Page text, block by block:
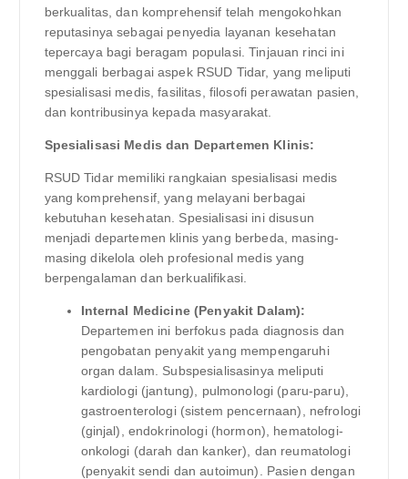
berkualitas, dan komprehensif telah mengokohkan
reputasinya sebagai penyedia layanan kesehatan
tepercaya bagi beragam populasi. Tinjauan rinci ini
menggali berbagai aspek RSUD Tidar, yang meliputi
spesialisasi medis, fasilitas, filosofi perawatan pasien,
dan kontribusinya kepada masyarakat.
Spesialisasi Medis dan Departemen Klinis:
RSUD Tidar memiliki rangkaian spesialisasi medis
yang komprehensif, yang melayani berbagai
kebutuhan kesehatan. Spesialisasi ini disusun
menjadi departemen klinis yang berbeda, masing-
masing dikelola oleh profesional medis yang
berpengalaman dan berkualifikasi.
Internal Medicine (Penyakit Dalam):
Departemen ini berfokus pada diagnosis dan
pengobatan penyakit yang mempengaruhi
organ dalam. Subspesialisasinya meliputi
kardiologi (jantung), pulmonologi (paru-paru),
gastroenterologi (sistem pencernaan), nefrologi
(ginjal), endokrinologi (hormon), hematologi-
onkologi (darah dan kanker), dan reumatologi
(penyakit sendi dan autoimun). Pasien dengan